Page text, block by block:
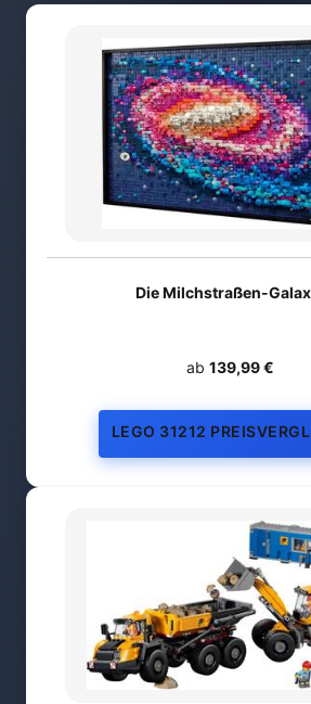
Die Milchstraßen-
ab 139,99 €
LEGO 31212